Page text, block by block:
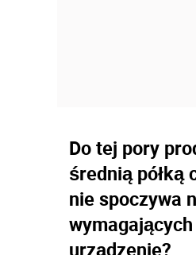
Do tej pory
średnią półką
nie spoczywa
urządzenie?